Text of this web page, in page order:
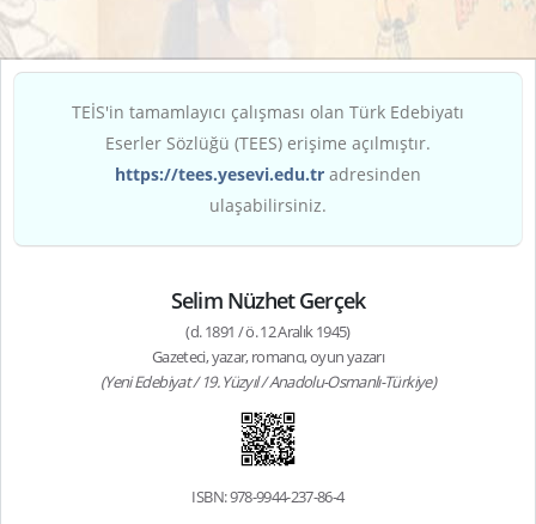
TEİS'in tamamlayıcı çalışması olan Türk Edebiyatı
Eserler Sözlüğü (TEES) erişime açılmıştır.
https://tees.yesevi.edu.tr adresinden
ulaşabilirsiniz.
Selim Nüzhet Gerçek
(d. 1891 / ö. 12 Aralık 1945)
Gazeteci, yazar, romancı, oyun yazarı
(Yeni Edebiyat / 19. Yüzyıl / Anadolu-Osmanlı-Türkiye)
ISBN: 978-9944-237-86-4